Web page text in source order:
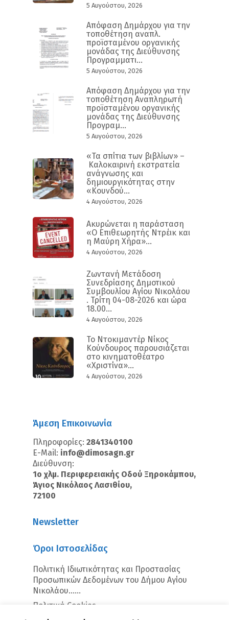
5 Αυγούστου, 2026
Απόφαση Δημάρχου για την
τοποθέτηση αναπλ.
προϊσταμένου οργανικής
μονάδας της Διεύθυνσης
Προγραμματι...
5 Αυγούστου, 2026
Απόφαση Δημάρχου για την
τοποθέτηση Αναπληρωτή
προϊσταμένου οργανικής
μονάδας της Διεύθυνσης
Προγραμ...
5 Αυγούστου, 2026
«Τα σπίτια των βιβλίων» –
Καλοκαιρινή εκστρατεία
ανάγνωσης και
δημιουργικότητας στην
«Κουνδού...
4 Αυγούστου, 2026
Ακυρώνεται η παράσταση
«Ο Επιθεωρητής Ντρέικ και
η Μαύρη Χήρα»...
4 Αυγούστου, 2026
Ζωντανή Μετάδοση
Συνεδρίασης Δημοτικού
Συμβουλίου Αγίου Νικολάου
. Τρίτη 04-08-2026 και ώρα
18.00...
4 Αυγούστου, 2026
Το Ντοκιμαντέρ Νίκος
Κούνδουρος παρουσιάζεται
στο κινηματοθέατρο
«Χριστίνα»...
4 Αυγούστου, 2026
Άμεση Επικοινωνία
Πληροφορίες: 2841340100
E-Mail: info@dimosagn.gr
Διεύθυνση:
1ο χλμ. Περιφερειακής Οδού Ξηροκάμπου,
Άγιος Νικόλαος Λασιθίου,
72100
Newsletter
Όροι Ιστοσελίδας
Πολιτική Ιδιωτικότητας και Προστασίας
Προσωπικών Δεδομένων του Δήμου Αγίου
Νικολάου…...
Πολιτική Cookies